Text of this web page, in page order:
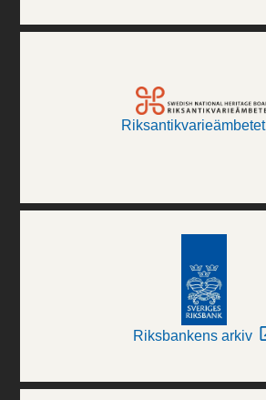
Riksantikvarieämbetet
Riksbankens arkiv